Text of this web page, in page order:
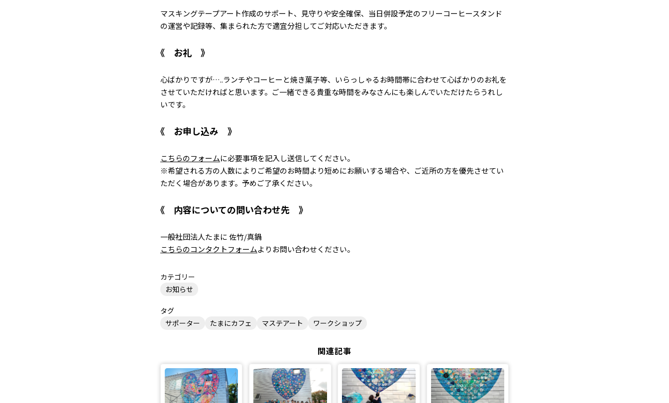
マスキングテープアート作成のサポート、見守りや安全確保、当日併設予定のフリーコーヒースタンド
の運営や記録等、集まられた方で適宜分担してご対応いただきます。
お礼
心ばかりですが…..ランチやコーヒーと焼き菓子等、いらっしゃるお時間帯に合わせて心ばかりのお礼を
させていただければと思います。ご一緒できる貴重な時間をみなさんにも楽しんでいただけたらうれし
いです。
お申し込み
こちらのフォームに必要事項を記入し送信してください。
※希望される方の人数によりご希望のお時間より短めにお願いする場合や、ご近所の方を優先させてい
ただく場合があります。予めご了承ください。
内容についての問い合わせ先
一般社団法人たまに 佐竹/真鍋
こちらのコンタクトフォームよりお問い合わせください。
カテゴリー
お知らせ
タグ
サポーター
たまにカフェ マステアート ワークショップ
関連記事